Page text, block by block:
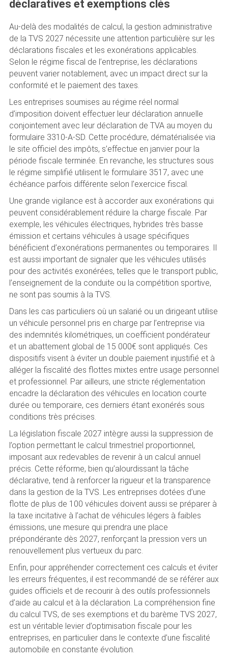
déclaratives et exemptions clés
Au-delà des modalités de calcul, la gestion administrative
de la TVS 2027 nécessite une attention particulière sur les
déclarations fiscales et les exonérations applicables.
Selon le régime fiscal de l’entreprise, les déclarations
peuvent varier notablement, avec un impact direct sur la
conformité et le paiement des taxes.
Les entreprises soumises au régime réel normal
d’imposition doivent effectuer leur déclaration annuelle
conjointement avec leur déclaration de TVA au moyen du
formulaire 3310-A-SD. Cette procédure, dématérialisée via
le site officiel des impôts, s’effectue en janvier pour la
période fiscale terminée. En revanche, les structures sous
le régime simplifié utilisent le formulaire 3517, avec une
échéance parfois différente selon l’exercice fiscal.
Une grande vigilance est à accorder aux exonérations qui
peuvent considérablement réduire la charge fiscale. Par
exemple, les véhicules électriques, hybrides très basse
émission et certains véhicules à usage spécifiques
bénéficient d’exonérations permanentes ou temporaires. Il
est aussi important de signaler que les véhicules utilisés
pour des activités exonérées, telles que le transport public,
l’enseignement de la conduite ou la compétition sportive,
ne sont pas soumis à la TVS.
Dans les cas particuliers où un salarié ou un dirigeant utilise
un véhicule personnel pris en charge par l’entreprise via
des indemnités kilométriques, un coefficient pondérateur
et un abattement global de 15 000€ sont appliqués. Ces
dispositifs visent à éviter un double paiement injustifié et à
alléger la fiscalité des flottes mixtes entre usage personnel
et professionnel. Par ailleurs, une stricte réglementation
encadre la déclaration des véhicules en location courte
durée ou temporaire, ces derniers étant exonérés sous
conditions très précises.
La législation fiscale 2027 intègre aussi la suppression de
l’option permettant le calcul trimestriel proportionnel,
imposant aux redevables de revenir à un calcul annuel
précis. Cette réforme, bien qu’alourdissant la tâche
déclarative, tend à renforcer la rigueur et la transparence
dans la gestion de la TVS. Les entreprises dotées d’une
flotte de plus de 100 véhicules doivent aussi se préparer à
la taxe incitative à l’achat de véhicules légers à faibles
émissions, une mesure qui prendra une place
prépondérante dès 2027, renforçant la pression vers un
renouvellement plus vertueux du parc.
Enfin, pour appréhender correctement ces calculs et éviter
les erreurs fréquentes, il est recommandé de se référer aux
guides officiels et de recourir à des outils professionnels
d’aide au calcul et à la déclaration. La compréhension fine
du calcul TVS, de ses exemptions et du barème TVS 2027,
est un véritable levier d’optimisation fiscale pour les
entreprises, en particulier dans le contexte d’une fiscalité
automobile en constante évolution.